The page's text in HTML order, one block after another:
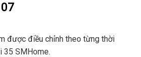
được điều chỉnh theo từng thời
35 SMHome.